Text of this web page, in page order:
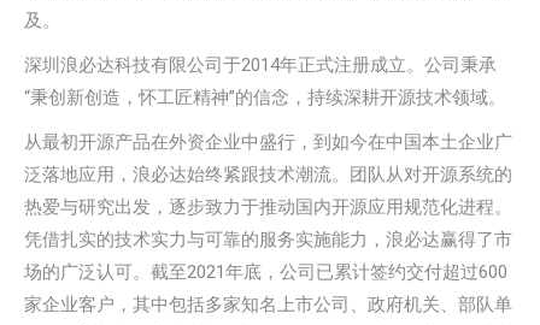
及。
深圳浪必达科技有限公司于2014年正式注册成立。公司秉承
“秉创新创造，怀工匠精神”的信念，持续深耕开源技术领域。
从最初开源产品在外资企业中盛行，到如今在中国本土企业广
泛落地应用，浪必达始终紧跟技术潮流。团队从对开源系统的
热爱与研究出发，逐步致力于推动国内开源应用规范化进程。
凭借扎实的技术实力与可靠的服务实施能力，浪必达赢得了市
场的广泛认可。截至2021年底，公司已累计签约交付超过600
家企业客户，其中包括多家知名上市公司、政府机关、部队单